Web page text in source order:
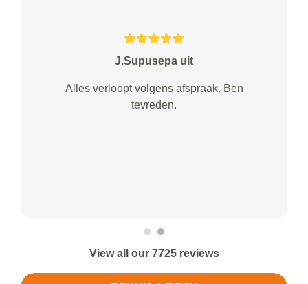
J.Supusepa uit
Alles verloopt volgens afspraak. Ben
tevreden.
View all our 7725 reviews